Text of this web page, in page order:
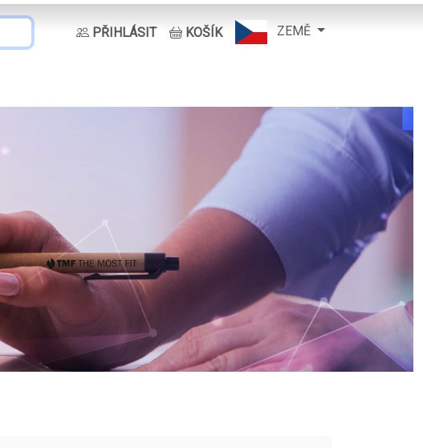
PŘIHLÁSIT KOŠÍK ZEMĚ